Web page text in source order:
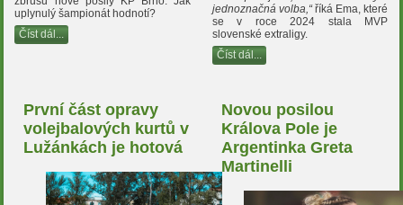
uplynulý šampionát hodnotí?
Číst dál...
jednoznačná volba,“říká Ema, které
se v roce 2024 stala MVP
slovenské extraligy.
Číst dál...
První část opravy
volejbalových kurtů v
Lužánkách je hotová
Novou posilou
Králova Pole je
Argentinka Greta
Martinelli